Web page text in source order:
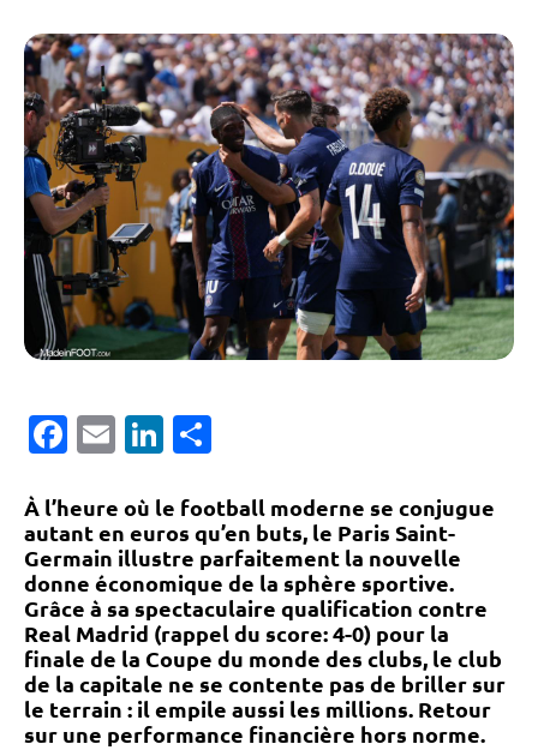
Facebook
EmailLinkedIn
À l’heure où le football moderne se conjugue
autant en euros qu’en buts, le Paris Saint-
Germain illustre parfaitement la nouvelle
donne économique de la sphère sportive.
Grâce à sa spectaculaire qualification contre
Real Madrid (rappel du score: 4-0) pour la
finale de la Coupe du monde des clubs, le club
de la capitale ne se contente pas de briller sur
le terrain : il empile aussi les millions. Retour
sur une performance financière hors norme.